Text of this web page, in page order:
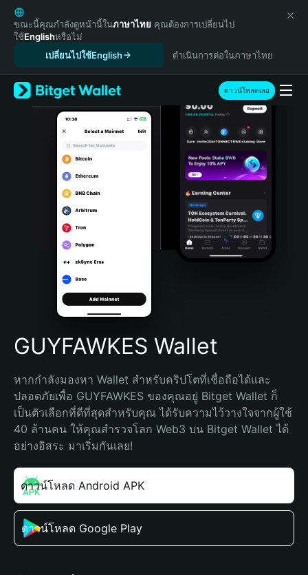
English
日本語
Tiếng Việt
Español (Latinoamérica)
Türkçe
Italiano
Português (Portugal)
Bahasa Indonesia
Português (Brasil)
Español (Argentina)
ขณะนี้คุณกำลังดูหน้านี้ในภาษาไทย คุณต้องการเปลี่ยนไป
ใช้Englishหรือไม่
เปลี่ยนไปใช้English
ดำเนินการต่อในภาษาไทย
ดาวน์โหลดเลย
GUYFAWKES Wallet
หากกำลังมองหา Wallet สำหรับคริปโตที่เชื่อถือได้และ
ปลอดภัยเพื่อ GUYFAWKES ของคุณอยู่ Bitget Wallet ก็
เป็นตัวเลือกที่ดีที่สุดสำหรับคุณ ได้รับความไว้วางใจจากผู้ใช้
40 ล้านคน ให้คุณสำรวจโลก Web3 บน Bitget Wallet ได้
อย่างอิสระ มาเริ่มกันเลย!
ดาวน์โหลด Android APK
ดาวน์โหลด Google Play